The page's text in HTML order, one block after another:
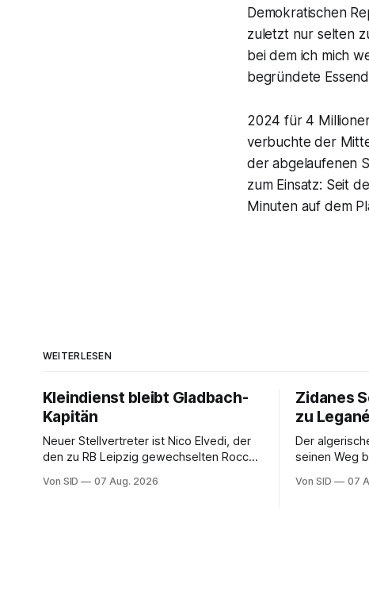
Demokratischen
zuletzt nur selten
bei dem ich mich
begründete
2024 für 4
verbuchte der
der abgelaufenen
zum Einsatz: Seit
Minuten auf dem
WEITERLESEN
Kleindienst bleibt Gladbach-
Kapitän
Neuer Stellvertreter ist Nico Elvedi, der
den zu RB Leipzig gewechselten Rocco
Von SID 07 Aug. 2026
Zidanes
zu
Der
seinen Weg
Von SID 07